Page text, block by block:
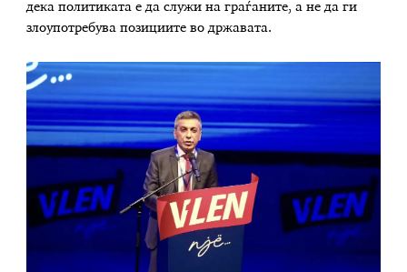
дека политиката е да служи на граѓаните, а не да ги
злоупотребува позициите во државата.